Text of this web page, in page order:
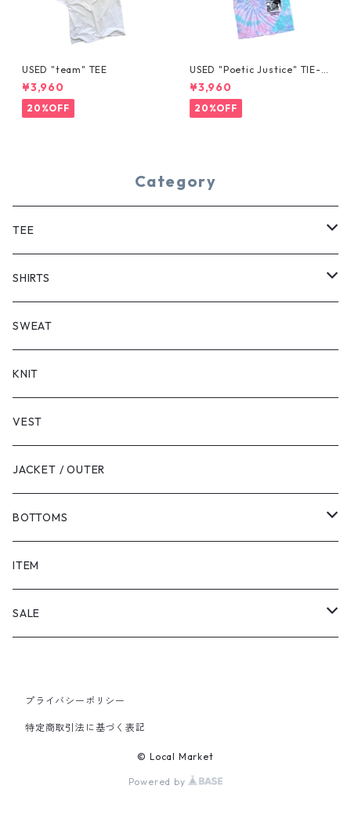
USED "team" TEE
¥3,960
20%OFF
USED "Poetic Justice" TIE-D
YE TEE
¥3,960
20%OFF
Category
TEE
SHORT SLEEVE
LONG SLEEVE
SHIRTS
SHORT SLEEVE
LONG SLEEVE
SWEAT
KNIT
VEST
JACKET / OUTER
BOTTOMS
SHORTS
PANTS
ITEM
SALE
PANTS
プライバシーポリシー
特定商取引法に基づく表記
© Local Market
Powered by